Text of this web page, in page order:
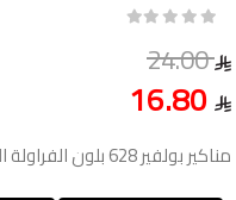
24.00
مناكير بولفير 628 بلون الفراولة الحيوي والجذاب.